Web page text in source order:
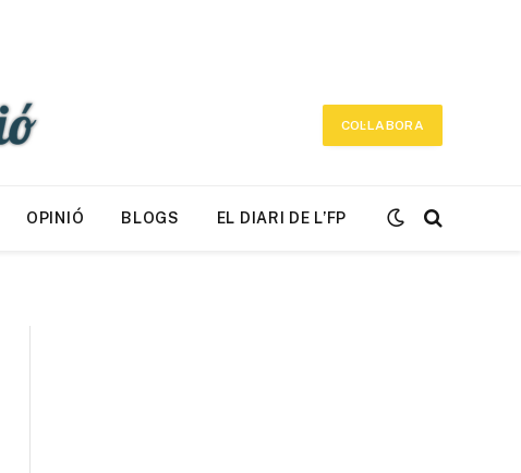
COL·LABORA
OPINIÓ BLOGS EL DIARI DE L’FP